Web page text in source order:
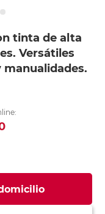
tinta de alta
Versátiles